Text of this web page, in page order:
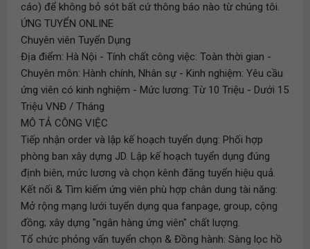
cáo) để không bỏ sót bất cứ thông báo nào từ chúng tôi.
ỨNG TUYỂN ONLINE
Chuyên viên Tuyển Dụng
Địa điểm: Hà Nội - Tính chất công việc: Toàn thời gian -
Chuyên môn: Hành chính, Nhân sự - Kinh nghiệm: Yêu cầu
ứng viên có kinh nghiệm - Mức lương: Từ 10 Triệu - Dưới 15
Triệu VNĐ / Tháng
MÔ TẢ CÔNG VIỆC
Tiếp nhận order và lập kế hoạch tuyển dụng: Phối hợp
phòng ban xây dựng JD. Lập kế hoạch tuyển dụng đúng
định biên, mức lương và chọn kênh đăng tuyển hiệu quả.
Kết nối & Tìm kiếm ứng viên phù hợp chân dung tài năng:
Mở rộng mạng lưới tuyển dụng qua fanpage, group, cộng
đồng; xây dựng "ngân hàng ứng viên" chất lượng.
Tổ chức phỏng vấn tuyển chọn & Đồng hành: Sàng lọc hồ